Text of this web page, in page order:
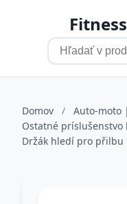
Domov /
Auto-moto
Ostatné príslušenstvo
Držák hledí pro přilbu